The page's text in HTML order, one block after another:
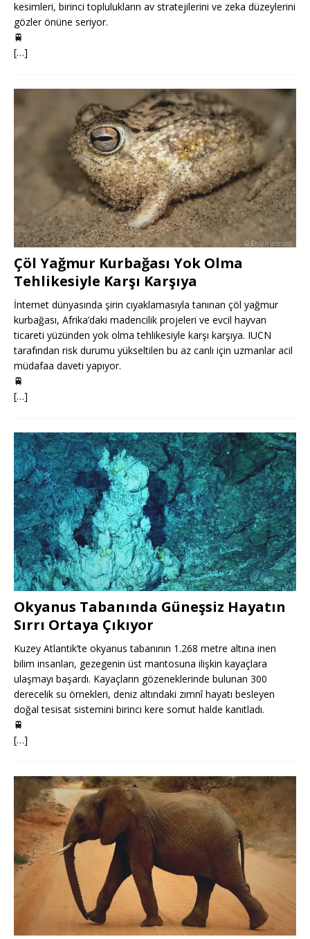
kesimleri, birinci toplulukların av stratejilerini ve zeka düzeylerini
gözler önüne seriyor.
🚆
[…]
Çöl Yağmur Kurbağası Yok Olma
Tehlikesiyle Karşı Karşıya
İnternet dünyasında şirin cıyaklamasıyla tanınan çöl yağmur
kurbağası, Afrika’daki madencilik projeleri ve evcil hayvan
ticareti yüzünden yok olma tehlikesiyle karşı karşıya. IUCN
tarafından risk durumu yükseltilen bu az canlı için uzmanlar acil
müdafaa daveti yapıyor.
🚆
[…]
Okyanus Tabanında Güneşsiz Hayatın
Sırrı Ortaya Çıkıyor
Kuzey Atlantik’te okyanus tabanının 1.268 metre altına inen
bilim insanları, gezegenin üst mantosuna ilişkin kayaçlara
ulaşmayı başardı. Kayaçların gözeneklerinde bulunan 300
derecelik su örnekleri, deniz altındaki zımnî hayatı besleyen
doğal tesisat sistemini birinci kere somut halde kanıtladı.
🚆
[…]